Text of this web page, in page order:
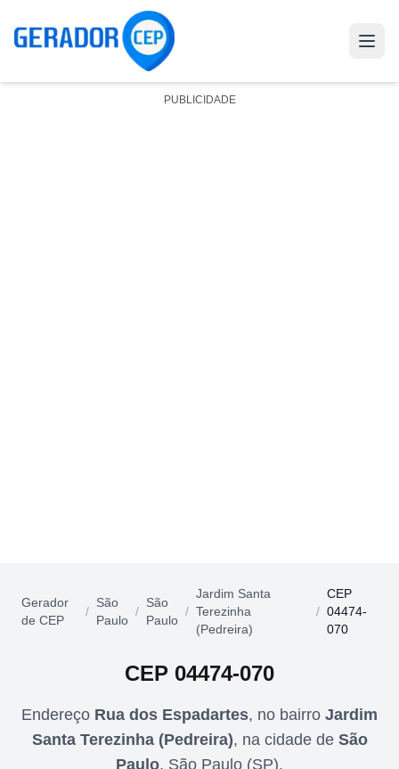
PUBLICIDADE
Gerador
de CEP
/
São
Paulo
/
São
Paulo
/
Jardim Santa
Terezinha
(Pedreira)
/
CEP
04474-
070
CEP 04474-070
Endereço Rua dos Espadartes, no bairro Jardim
Santa Terezinha (Pedreira), na cidade de São
Paulo, São Paulo (SP).